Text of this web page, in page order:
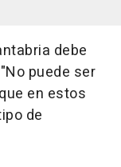
debe
puede ser
en estos
de